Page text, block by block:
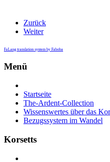
Zurück
Weiter
FaLang translation system by Faboba
Menü
Startseite
The-Ardent-Collection
Wissenswertes über das
Bezugssystem im Wandel
Korsetts